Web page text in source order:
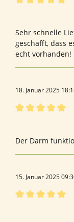
Sehr schnelle
geschafft, dass
echt vorhanden!
18. Januar 2025
Der Darm
15. Januar 2025